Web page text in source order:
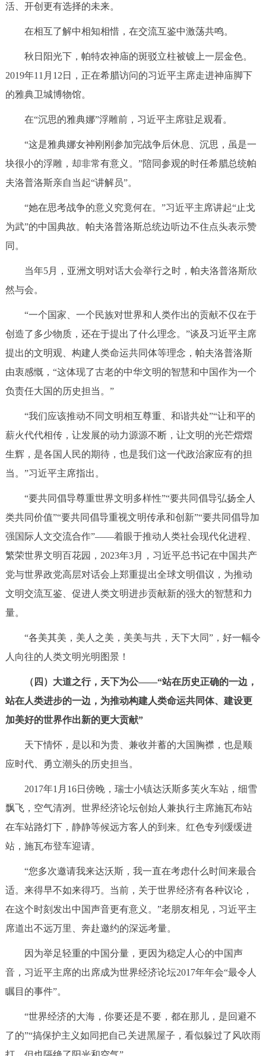
活、开创更有选择的未来。
在相互了解中相知相惜，在交流互鉴中激荡共鸣。
秋日阳光下，帕特农神庙的斑驳立柱被镀上一层金色。
2019年11月12日，正在希腊访问的习近平主席走进神庙脚下
的雅典卫城博物馆。
在“沉思的雅典娜”浮雕前，习近平主席驻足观看。
“这是雅典娜女神刚刚参加完战争后休息、沉思，虽是一
块很小的浮雕，却非常有意义。”陪同参观的时任希腊总统帕
夫洛普洛斯亲自当起“讲解员”。
“她在思考战争的意义究竟何在。”习近平主席讲起“止戈
为武”的中国典故。帕夫洛普洛斯总统边听边不住点头表示赞
同。
当年5月，亚洲文明对话大会举行之时，帕夫洛普洛斯欣
然与会。
“一个国家、一个民族对世界和人类作出的贡献不仅在于
创造了多少物质，还在于提出了什么理念。”谈及习近平主席
提出的文明观、构建人类命运共同体等理念，帕夫洛普洛斯
由衷感慨，“这体现了古老的中华文明的智慧和中国作为一个
负责任大国的历史担当。”
“我们应该推动不同文明相互尊重、和谐共处”“让和平的
薪火代代相传，让发展的动力源源不断，让文明的光芒熠熠
生辉，是各国人民的期待，也是我们这一代政治家应有的担
当。”习近平主席指出。
“要共同倡导尊重世界文明多样性”“要共同倡导弘扬全人
类共同价值”“要共同倡导重视文明传承和创新”“要共同倡导加
强国际人文交流合作”——着眼于推动人类社会现代化进程、
繁荣世界文明百花园，2023年3月，习近平总书记在中国共产
党与世界政党高层对话会上郑重提出全球文明倡议，为推动
文明交流互鉴、促进人类文明进步贡献新的强大的智慧和力
量。
“各美其美，美人之美，美美与共，天下大同”，好一幅令
人向往的人类文明光明图景！
（四）大道之行，天下为公——“站在历史正确的一边，
站在人类进步的一边，为推动构建人类命运共同体、建设更
加美好的世界作出新的更大贡献”
天下情怀，是以和为贵、兼收并蓄的大国胸襟，也是顺
应时代、勇立潮头的历史担当。
2017年1月16日傍晚，瑞士小镇达沃斯多芙火车站，细雪
飘飞，空气清冽。世界经济论坛创始人兼执行主席施瓦布站
在车站路灯下，静静等候远方客人的到来。红色专列缓缓进
站，施瓦布登车迎请。
“您多次邀请我来达沃斯，我一直在考虑什么时间来最合
适。来得早不如来得巧。当前，关于世界经济有各种议论，
在这个时刻发出中国声音更有意义。”老朋友相见，习近平主
席道出不远万里、奔赴邀约的深远考量。
因为举足轻重的中国分量，更因为稳定人心的中国声
音，习近平主席的出席成为世界经济论坛2017年年会“最令人
瞩目的事件”。
“世界经济的大海，你要还是不要，都在那儿，是回避不
了的”“搞保护主义如同把自己关进黑屋子，看似躲过了风吹雨